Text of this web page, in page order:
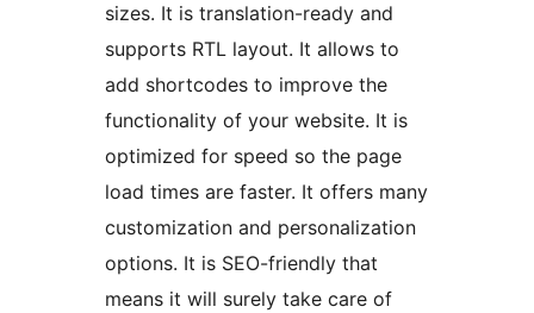
sizes. It is translation-ready and
supports RTL layout. It allows to
add shortcodes to improve the
functionality of your website. It is
optimized for speed so the page
load times are faster. It offers many
customization and personalization
options. It is SEO-friendly that
means it will surely take care of